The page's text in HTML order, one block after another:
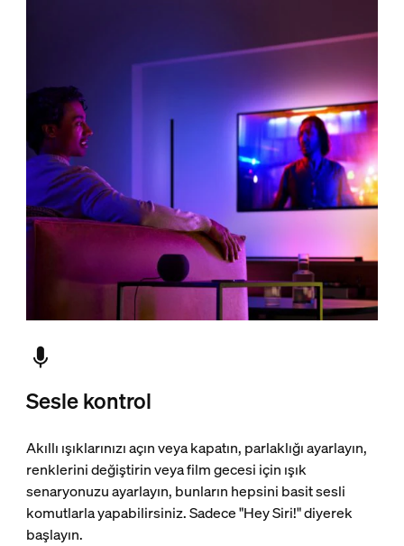
Sesle kontrol
Akıllı ışıklarınızı açın veya kapatın, parlaklığı ayarlayın,
renklerini değiştirin veya film gecesi için ışık
senaryonuzu ayarlayın, bunların hepsini basit sesli
komutlarla yapabilirsiniz. Sadece "Hey Siri!" diyerek
başlayın.